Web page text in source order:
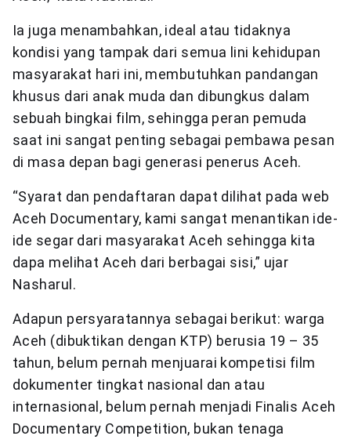
Ia juga menambahkan, ideal atau tidaknya
kondisi yang tampak dari semua lini kehidupan
masyarakat hari ini, membutuhkan pandangan
khusus dari anak muda dan dibungkus dalam
sebuah bingkai film, sehingga peran pemuda
saat ini sangat penting sebagai pembawa pesan
di masa depan bagi generasi penerus Aceh.
“Syarat dan pendaftaran dapat dilihat pada web
Aceh Documentary, kami sangat menantikan ide-
ide segar dari masyarakat Aceh sehingga kita
dapa melihat Aceh dari berbagai sisi,” ujar
Nasharul.
Adapun persyaratannya sebagai berikut: warga
Aceh (dibuktikan dengan KTP) berusia 19 – 35
tahun, belum pernah menjuarai kompetisi film
dokumenter tingkat nasional dan atau
internasional, belum pernah menjadi Finalis Aceh
Documentary Competition, bukan tenaga